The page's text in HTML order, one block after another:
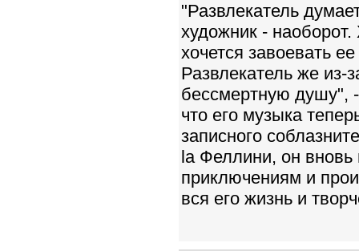
"Развлекатель
художник -
хочется завоевать
Развлекатель же
бессмертную душу",
что его музыка
записного
la Феллини, он вновь
приключениям и
вся его жизнь и